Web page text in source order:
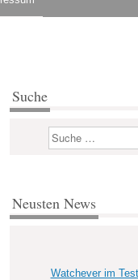
Suche
Suchen
Neusten News
Watchever im